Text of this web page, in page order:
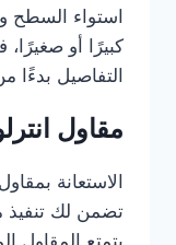
استواء السطح
كبيرًا أو
التفاصيل بدءًا
مقاول
الاستعانة
تضمن لك